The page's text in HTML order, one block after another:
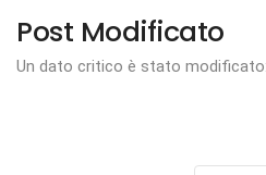
Post Modificato
Un dato critico è stato